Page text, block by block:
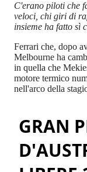
C'erano piloti che
veloci, chi giri di
insieme ha fatto sì
Ferrari che, dopo
Melbourne ha
in quella che
motore termico
nell'arco della